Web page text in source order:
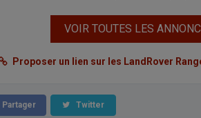
VOIR TOUTES LES
Proposer un lien sur les LandRover
Partager Twitter